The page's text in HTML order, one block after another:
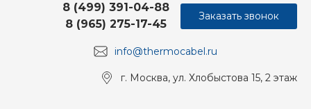
info@thermocabel.ru
8 (499) 391-04-88
8 (965) 275-17-45
г. Москва, ул. Хлобыстова 15, 2 этаж
Заказать звонок